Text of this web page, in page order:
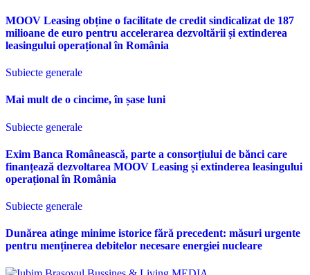
MOOV Leasing obține o facilitate de credit sindicalizat de 187
milioane de euro pentru accelerarea dezvoltării și extinderea
leasingului operațional în România
Subiecte generale
Mai mult de o cincime, în șase luni
Subiecte generale
Exim Banca Românească, parte a consorțiului de bănci care
finanțează dezvoltarea MOOV Leasing și extinderea leasingului
operațional în România
Subiecte generale
Dunărea atinge minime istorice fără precedent: măsuri urgente
pentru menținerea debitelor necesare energiei nucleare